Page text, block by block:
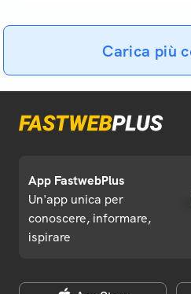
Carica più
App FastwebPlus
Un'app unica per
conoscere, informare,
ispirare